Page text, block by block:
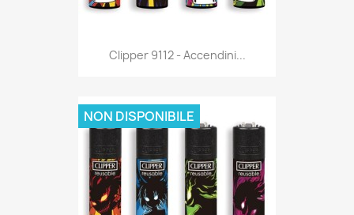
Anteprima
Clipper 9112 - Accendini...
NON DISPONIBILE